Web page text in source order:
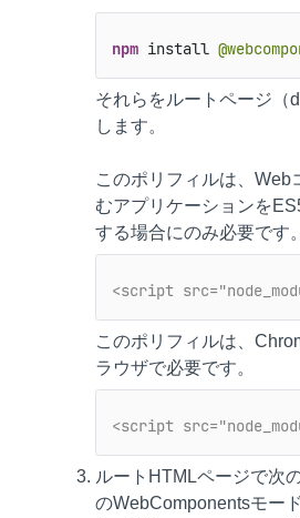
npm install
それらをルートページ（
します。
このポリフィルは、Web
むアプリケーションを
する場合にのみ必要です。
<script
このポリフィルは、
ラウザで必要です。
<script
ルートHTMLページで次
のWebComponentsモー